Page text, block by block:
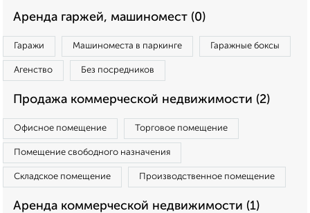
Аренда гаржей, машиномест (0)
Гаражи Машиноместа в паркинге Гаражные боксы
Агенство Без посредников
Продажа коммерческой недвижимости (2)
Офисное помещение Торговое помещение
Помещение свободного назначения
Складское помещение Производственное помещение
Аренда коммерческой недвижимости (1)